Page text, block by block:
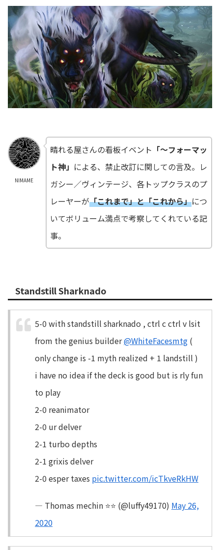
NIMAME
晴れる屋さんの看板イベント 「～フォーマッ
ト神」 による、禁止改訂に関しての言及。レ
ガシー／ヴィンテージ、各トップクラスのプ
レーヤーが「これまで」と「これから」につ
いてボリューム満点で考察してくれている記
事。
Standstill Sharknado
5-0 with standstill sharknado , ctrl c ctrl v lsit
from the genius builder@WhiteFacesmtg (
only change is -1 myth realized + 1 landstill )
i have no idea if the deck is good but is rly fun
to play
2-0 reanimator
2-0 ur delver
2-1 turbo depths
2-1 grixis delver
2-0 esper taxes pic.twitter.com/icTkveRkHW
— Thomas mechin ⭐⭐ (@luffy49170) May 26,
2020